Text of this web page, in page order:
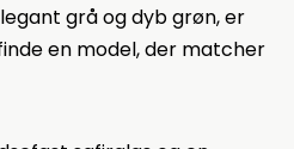
grå og dyb grøn, er
en model, der matcher